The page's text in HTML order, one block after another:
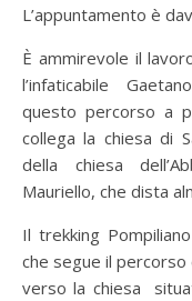
L’appuntamento è
È ammirevole il
l’infaticabile
questo percorso a
collega la chiesa di
della chiesa
Mauriello, che dista
Il trekking
che segue il percorso
verso la chiesa